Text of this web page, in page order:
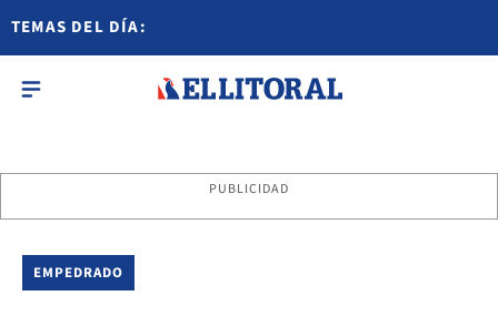
TEMAS DEL DÍA:
PUBLICIDAD
EMPEDRADO